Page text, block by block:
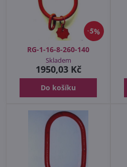
5%
RG-1-16-8-260-140
Skladem
1950,03 Kč
Do košíku